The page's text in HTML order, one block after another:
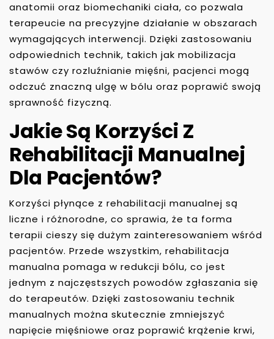
anatomii oraz biomechaniki ciała, co pozwala
terapeucie na precyzyjne działanie w obszarach
wymagających interwencji. Dzięki zastosowaniu
odpowiednich technik, takich jak mobilizacja
stawów czy rozluźnianie mięśni, pacjenci mogą
odczuć znaczną ulgę w bólu oraz poprawić swoją
sprawność fizyczną.
Jakie Są Korzyści Z
Rehabilitacji Manualnej
Dla Pacjentów?
Korzyści płynące z rehabilitacji manualnej są
liczne i różnorodne, co sprawia, że ta forma
terapii cieszy się dużym zainteresowaniem wśród
pacjentów. Przede wszystkim, rehabilitacja
manualna pomaga w redukcji bólu, co jest
jednym z najczęstszych powodów zgłaszania się
do terapeutów. Dzięki zastosowaniu technik
manualnych można skutecznie zmniejszyć
napięcie mięśniowe oraz poprawić krążenie krwi,